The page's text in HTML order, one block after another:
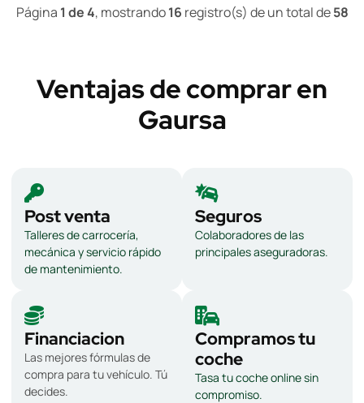
Página 1 de 4, mostrando16 registro(s) de un total de58
Ventajas de comprar en
Gaursa
Post venta
Talleres de carrocería,
mecánica y servicio rápido
de mantenimiento.
Seguros
Colaboradores de las
principales aseguradoras.
Financiacion
Las mejores fórmulas de
compra para tu vehículo. Tú
decides.
Compramos tu
coche
Tasa tu coche online sin
compromiso.